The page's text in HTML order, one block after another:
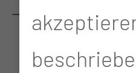
ZENTRUM